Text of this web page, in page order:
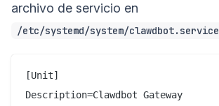
archivo de servicio en
/etc/systemd/system/clawdbot.service
[Unit]
Description=Clawdbot Gateway